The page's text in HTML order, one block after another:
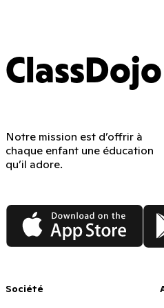
ClassDojo
Notre mission est d’offrir à
chaque enfant une éducation
qu’il adore.
App Store
Société